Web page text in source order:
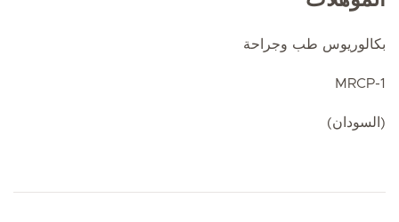
بكالوريوس طب وجراحة
MRCP-1
(السودان)